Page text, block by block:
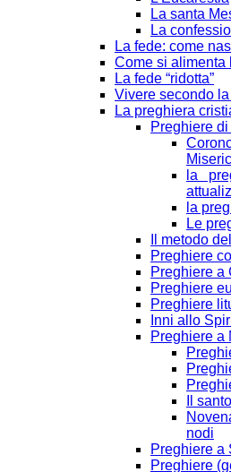
La santa
La
La fede: come
Come si alimenta
La fede “ridotta”
Vivere secondo
La preghiera
Preghiere
la
la
Le
Il metodo
Preghiere
Preghiere a
Preghiere
Preghiere
Inni allo
Preghiere a
Il
nodi
Preghiere a
Preghiere